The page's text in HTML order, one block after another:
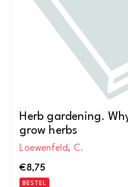
Herb gardening.
grow herbs
Loewenfeld, C.
€8,75
BESTEL